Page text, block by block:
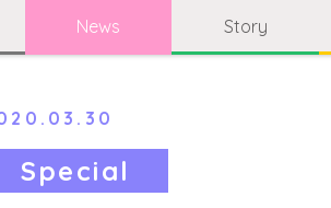
News Story